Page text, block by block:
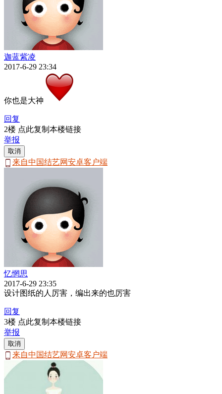
迦蓝紫凌
2017-6-29 23:34
你也是大神
回复
2楼 点此复制本楼链接
举报
取消
来自中国结艺网安卓客户端
忆惘思
2017-6-29 23:35
设计图纸的人厉害，编出来的也厉害
回复
3楼 点此复制本楼链接
举报
取消
来自中国结艺网安卓客户端